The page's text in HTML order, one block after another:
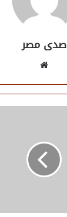
صدى مصر